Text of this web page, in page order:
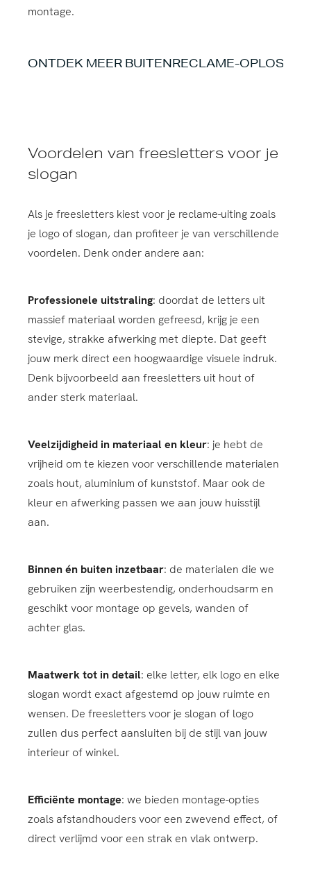
montage.
ONTDEK MEER BUITENRECLAME-
Voordelen van freesletters voor je
slogan
Als je freesletters kiest voor je reclame-uiting zoals
je logo of slogan, dan profiteer je van verschillende
voordelen. Denk onder andere aan:
Professionele uitstraling: doordat de letters uit
massief materiaal worden gefreesd, krijg je een
stevige, strakke afwerking met diepte. Dat geeft
jouw merk direct een hoogwaardige visuele indruk.
Denk bijvoorbeeld aan freesletters uit hout of
ander sterk materiaal.
Veelzijdigheid in materiaal en kleur: je hebt de
vrijheid om te kiezen voor verschillende materialen
zoals hout, aluminium of kunststof. Maar ook de
kleur en afwerking passen we aan jouw huisstijl
aan.
Binnen én buiten inzetbaar: de materialen die we
gebruiken zijn weerbestendig, onderhoudsarm en
geschikt voor montage op gevels, wanden of
achter glas.
Maatwerk tot in detail: elke letter, elk logo en elke
slogan wordt exact afgestemd op jouw ruimte en
wensen. De freesletters voor je slogan of logo
zullen dus perfect aansluiten bij de stijl van jouw
interieur of winkel.
Efficiënte montage: we bieden montage-opties
zoals afstandhouders voor een zwevend effect, of
direct verlijmd voor een strak en vlak ontwerp.